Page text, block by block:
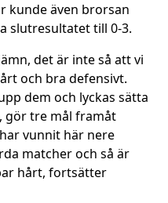
kunde även brorsan
slutresultatet till 0-3.
det är inte så att vi
och bra defensivt.
dem och lyckas sätta
gör tre mål framåt
vunnit här nere
matcher och så är
hårt, fortsätter